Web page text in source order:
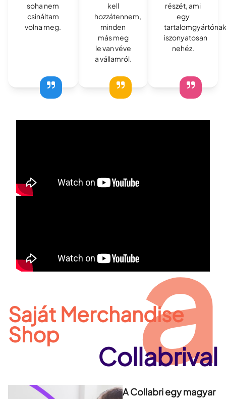
soha nem
csináltam
volna meg.
kell
hozzátennem,
minden
más meg
le van véve
a vállamról.
részét, ami
egy
iszonyatosan
nehéz.
Saját Merchandise
Shop a
Collabrival
A Collabri egy magyar